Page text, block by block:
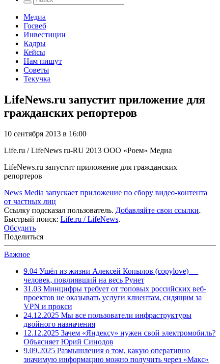
Медиа
Госвеб
Инвестиции
Кадры
Кейсы
Нам пишут
Советы
Текучка
LifeNews.ru запустит приложение для
гражданских репортеров
10 сентября 2013 в 16:00
Life.ru / LifeNews ru-RU 2013 ООО «Роем» Медиа
LifeNews.ru запустит приложение для гражданских
репортеров
News Media запускает приложение по сбору видео-контента
от частных лиц
Ссылку подсказал пользователь. Добавляйте свои ссылки.
Быстрый поиск: Life.ru / LifeNews.
Обсудить
Поделиться
Важное
9.04 Ушёл из жизни Алексей Копылов (copylove) —
человек, повлиявший на весь Рунет
31.03 Минцифры требует от топовых российских веб-
проектов не оказывать услуги клиентам, сидящим за
VPN и прокси
24.12.2025 Мы все пользователи инфраструктуры
двойного назначения
12.12.2025 Зачем «Яндексу» нужен свой электромобиль?
Объясняет Юрий Синодов
9.09.2025 Размышления о том, какую оперативно
значимую информацию можно получить через «Макс»